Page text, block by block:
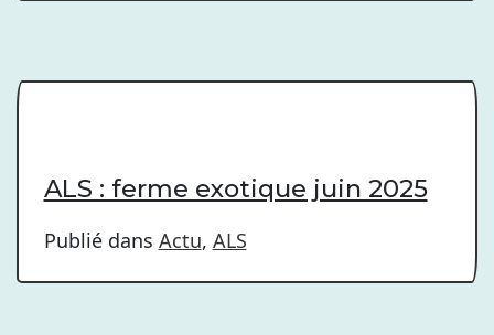
ALS : ferme exotique juin 2025
Publié dans Actu, ALS